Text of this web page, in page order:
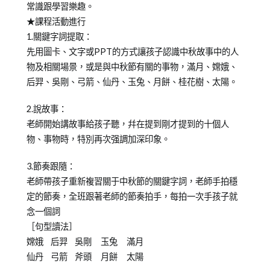
常識跟學習樂趣。
★課程活動進行
1.關鍵字詞提取：
先用圖卡、文字或PPT的方式讓孩子認識中秋故事中的人
物及相關場景，或是與中秋節有關的事物，滿月、嫦娥、
后羿、吳剛、弓箭、仙丹、玉兔、月餅、桂花樹、太陽。
2.說故事：
老師開始講故事給孩子聽，幷在提到剛才提到的十個人
物、事物時，特別再次强調加深印象。
3.節奏跟隨：
老師帶孩子重新複習關于中秋節的關鍵字詞，老師手拍穩
定的節奏，全班跟著老師的節奏拍手，每拍一次手孩子就
念一個詞
［句型讀法］
嫦娥 后羿 吳剛 玉兔 滿月
仙丹 弓箭 斧頭 月餅 太陽